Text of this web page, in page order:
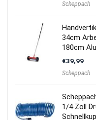
Scheppach
34cm
180cm
€39,99
Scheppach
1/4 Zoll